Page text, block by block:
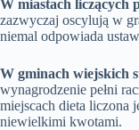
W miastach liczących
zazwyczaj oscylują w
niemal odpowiada
W gminach wiejskich
wynagrodzenie pełni
miejscach dieta liczona
niewielkimi kwotami.